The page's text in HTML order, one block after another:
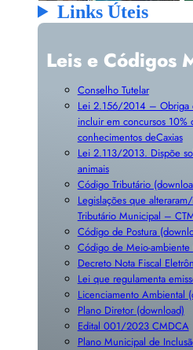
Links Úteis
Leis e Códigos
Conselho Tutelar
Lei 2.156/2014 – Obriga
incluir em concursos 10%
conhecimentos deCaxias
Lei 2.113/2013. Dispõe
animais
Código Tributário
Legislações que
Tributário Municipal –
Código de Postura
Código de Meio-ambiente
Decreto Nota Fiscal
Lei que regulamenta
Licenciamento Ambiental
Plano Diretor (download)
Edital 001/2023 CMDCA
Plano Municipal de Inclusã